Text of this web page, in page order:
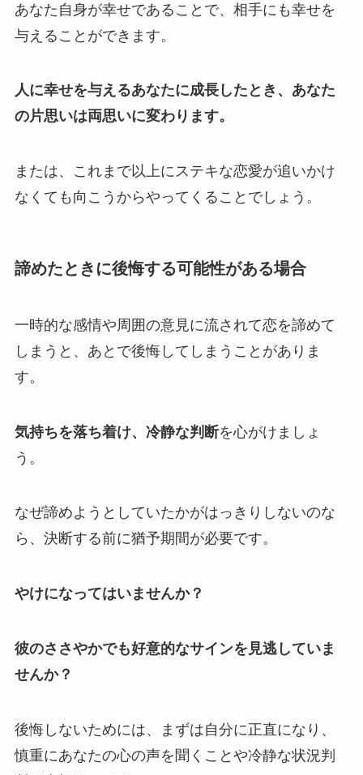
あなた自身が幸せであることで、相手にも幸せを
与えることができます。
人に幸せを与えるあなたに成長したとき、あなた
の片思いは両思いに変わります。
または、これまで以上にステキな恋愛が追いかけ
なくても向こうからやってくることでしょう。
諦めたときに後悔する可能性がある場合
一時的な感情や周囲の意見に流されて恋を諦めて
しまうと、あとで後悔してしまうことがありま
す。
気持ちを落ち着け、冷静な判断を心がけましょ
う。
なぜ諦めようとしていたかがはっきりしないのな
ら、決断する前に猶予期間が必要です。
やけになってはいませんか？
彼のささやかでも好意的なサインを見逃していま
せんか？
後悔しないためには、まずは自分に正直になり、
慎重にあなたの心の声を聞くことや冷静な状況判